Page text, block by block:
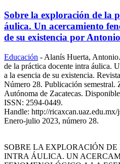
Sobre la exploración de la
áulica. Un acercamiento
de su existencia por
Educación - Alanís Huerta,
de la práctica docente intra áulica.
a la esencia de su existencia.
Número 28. Publicación semestral.
Autónoma de Zacatecas.
ISSN: 2594-0449.
Handle: http://
Enero-julio 2023, número 28.
SOBRE LA EXPLORACIÓN
INTRA ÁULICA. UN